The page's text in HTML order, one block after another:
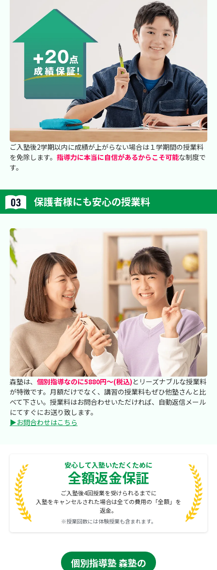
ご入塾後2学期以内に成績が上がらない場合は１学期間の授業料
を免除します。 指導力に本当に自信があるからこそ可能な制度で
す。
保護者様にも安心の授業料
森塾は、 個別指導なのに5880円～(税込)とリーズナブルな授業料
が特徴です。月額だけでなく、講習の授業料もぜひ他塾さんと比
べて下さい。授業料はお問合わせいただければ、自動返信メール
にてすぐにお送り致します。
▶お問合わせはこちら
安心して入塾いただくために
全額返金保証
ご入塾後4回授業を受けられるまでに
入塾をキャンセルされた場合は全ての費用の「全額」を
返金。
※授業回数には体験授業も含まれます。
個別指導塾 森塾の